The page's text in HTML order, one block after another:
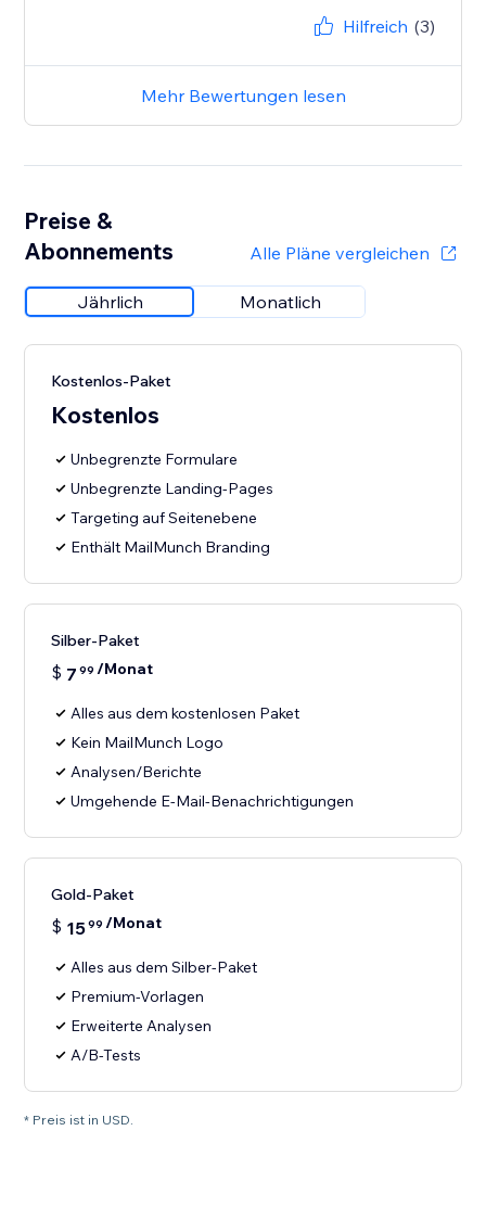
Hilfreich (3)
Mehr Bewertungen lesen
Preise &
Abonnements
Alle Pläne vergleichen
Jährlich Monatlich
Kostenlos-Paket
Kostenlos
Unbegrenzte Formulare
Unbegrenzte Landing-Pages
Targeting auf Seitenebene
Enthält MailMunch Branding
Silber-Paket
$ 7 99 /Monat
Alles aus dem kostenlosen Paket
Kein MailMunch Logo
Analysen/Berichte
Umgehende E-Mail-Benachrichtigungen
Gold-Paket
$ 1599 /Monat
Alles aus dem Silber-Paket
Premium-Vorlagen
Erweiterte Analysen
A/B-Tests
* Preis ist in USD.